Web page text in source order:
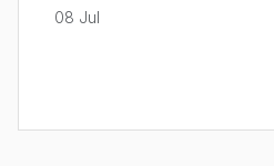
08 Jul